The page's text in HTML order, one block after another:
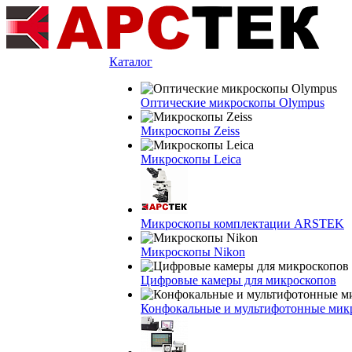
Каталог
Оптические микроскопы Olympus
Микроскопы Zeiss
Микроскопы Leica
Микроскопы комплектации ARSTEK
Микроскопы Nikon
Цифровые камеры для микроскопов
Конфокальные и мультифотонные